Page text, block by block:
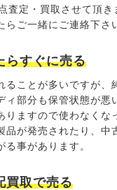
査定・買取させて頂き
らご一緒にご連絡下さ
らすぐに売る
ることが多いですが、
ィ部分も保管状態が悪
りますので使わなくな
品が発売されたり、中
る事があります。
買取で売る